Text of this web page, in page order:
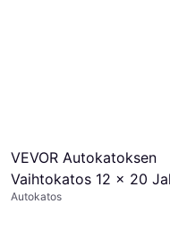
VEVOR Autokatoksen
Vaihtokatos 12 x 20
Autokatos